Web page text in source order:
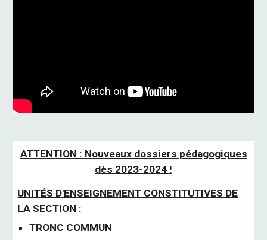
ATTENTION : Nouveaux dossiers pédagogiques
dès 2023-2024 !
UNITÉS D'ENSEIGNEMENT CONSTITUTIVES DE
LA SECTION :
TRONC COMMUN